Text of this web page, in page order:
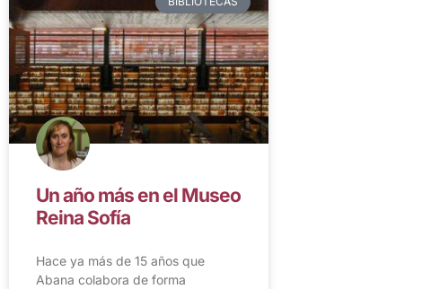
Un año más en el Museo
Reina Sofía
Hace ya más de 15 años que
Abana colabora de forma